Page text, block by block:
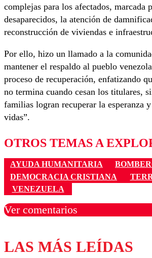
complejas para los afectados, marcada
desaparecidos, la atención de
reconstrucción de viviendas e
Por ello, hizo un llamado a la
mantener el respaldo al pueblo
proceso de recuperación, enfatizando
no termina cuando cesan los titulares,
familias logran recuperar la esperanza
vidas”.
OTROS TEMAS A
AYUDA HUMANITARIA
DEMOCRACIA CRISTIANA
VENEZUELA
Ver comentarios
Los comentarios son moderados para
diálogo respetuoso.
LAS MÁS LEÍDAS